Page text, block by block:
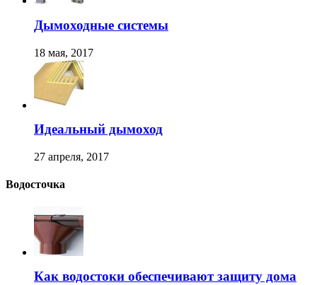
Дымоходные системы
18 мая, 2017
Идеальный дымоход
27 апреля, 2017
Водосточка
Как водостоки обеспечивают защиту дома